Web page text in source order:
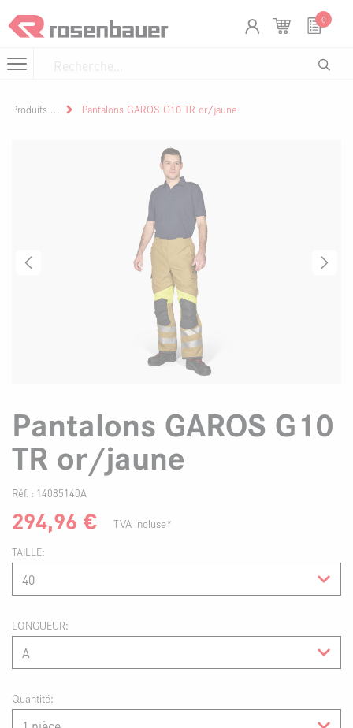
0
Produits Pantalons GAROS G10 TR or/jaune
Pantalons GAROS G10
TR or/jaune
Réf. : 14085140A
294,96 €
TVA incluse*
TAILLE
LONGUEUR
Quantité: